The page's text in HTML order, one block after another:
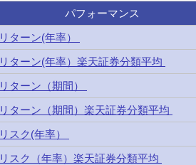
パフォーマンス
リターン(年率）
リターン(年率）楽天証券分類平均
リターン（期間）
リターン（期間）楽天証券分類平均
リスク(年率）
リスク（年率）楽天証券分類平均